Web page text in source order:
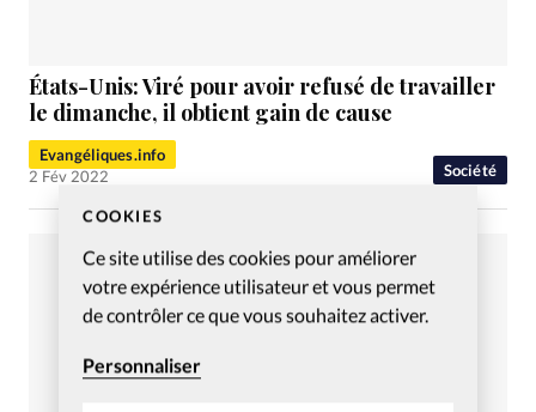
COOKIES
Ce site utilise des cookies pour améliorer
votre expérience utilisateur et vous permet
de contrôler ce que vous souhaitez activer.
Personnaliser
Société
États-Unis: Viré pour avoir refusé de travailler
le dimanche, il obtient gain de cause
Evangéliques.info
2 Fév 2022